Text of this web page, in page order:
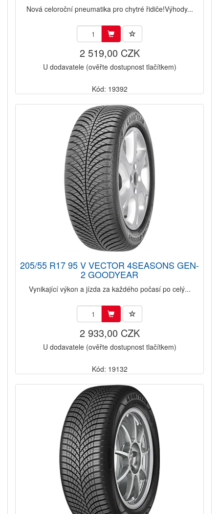
Nová celoroční pneumatika pro chytré řidiče!Výhody...
2 519,00 CZK
U dodavatele (ověřte dostupnost tlačítkem)
Kód: 19392
205/55 R17 95 V VECTOR 4SEASONS GEN-
2 GOODYEAR
Vynikající výkon a jízda za každého počasí po celý...
2 933,00 CZK
U dodavatele (ověřte dostupnost tlačítkem)
Kód: 19132